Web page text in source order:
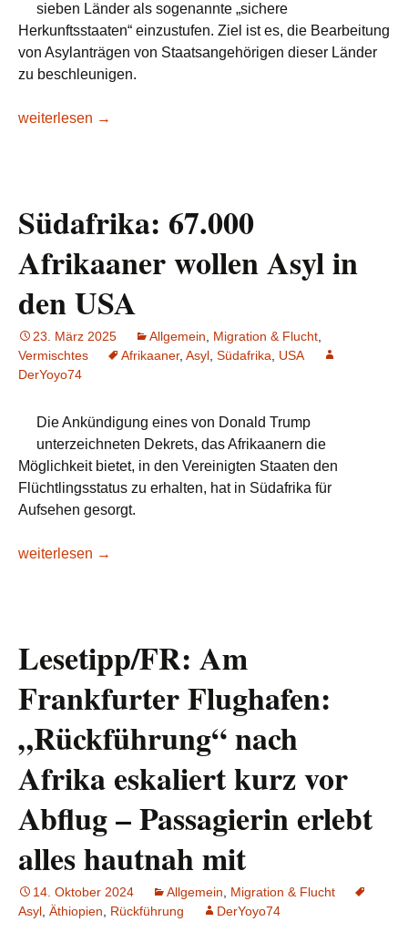
sieben Länder als sogenannte „sichere
Herkunftsstaaten“ einzustufen. Ziel ist es, die Bearbeitung
von Asylanträgen von Staatsangehörigen dieser Länder
zu beschleunigen.
EU erklärt drei afrikanische und vier weitere Staaten zu
weiterlesen →
Südafrika: 67.000
Afrikaaner wollen Asyl in
den USA
23. März 2025 Allgemein Migration & Flucht
Vermischtes
Afrikaaner, Asyl Südafrika
USA
DerYoyo74
Die Ankündigung eines von Donald Trump
unterzeichneten Dekrets, das Afrikaanern die
Möglichkeit bietet, in den Vereinigten Staaten den
Flüchtlingsstatus zu erhalten, hat in Südafrika für
Aufsehen gesorgt.
Südafrika: 67.000 Afrikaaner wollen Asyl in den USA
weiterlesen →
Lesetipp/FR: Am
Frankfurter Flughafen:
„Rückführung“ nach
Afrika eskaliert kurz vor
Abflug – Passagierin erlebt
alles hautnah mit
14. Oktober 2024 Allgemein
Migration & Flucht
Asyl Äthiopien Rückführung DerYoyo74